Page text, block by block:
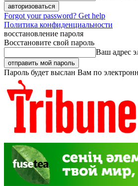
Forgot your password? Get help
Политика конфиденциальности
восстановление пароля
Восстановите свой пароль
Ваш адрес
Пароль будет выслан Вам по